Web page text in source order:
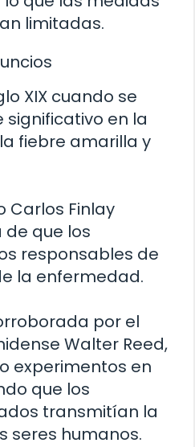
limitadas.
XIX cuando se
significativo en la
fiebre amarilla y
Carlos Finlay
que los
responsables de
la enfermedad.
por el
Walter Reed,
experimentos en
que los
transmitían la
seres humanos.